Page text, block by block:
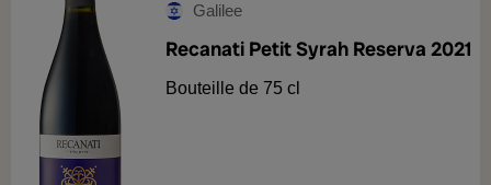
Merlot
Petit syrah
Millésime
1
2021 1
Galilee
Recanati Petit Syrah Reserva 2021
Bouteille de 75 cl